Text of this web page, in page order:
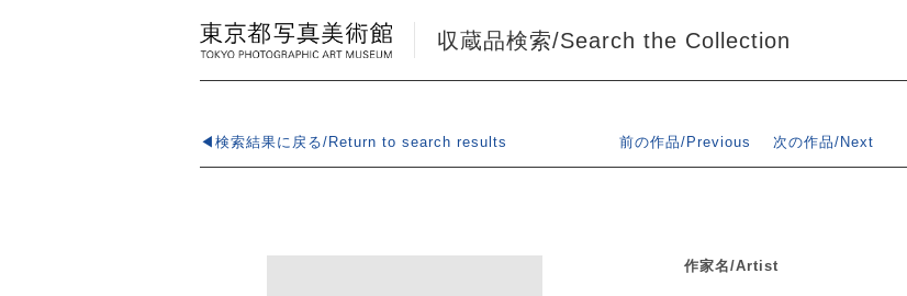
収蔵品検索/Search the Collection
◀検索結果に戻る/Return to search results 前の作品/Previous 次の作品/Next
作家名/Artist